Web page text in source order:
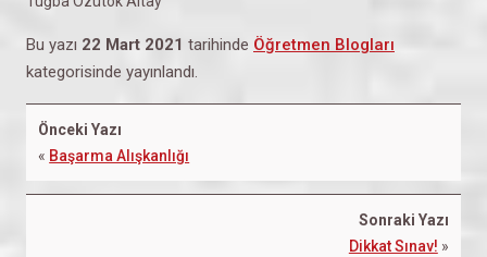
Bu yazı 22 Mart 2021 tarihinde Öğretmen Blogları
kategorisinde yayınlandı.
Önceki Yazı
« Başarma Alışkanlığı
Sonraki Yazı
Dikkat Sınav! »